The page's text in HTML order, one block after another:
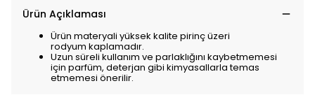
Ürün Açıklaması
Ürün materyali yüksek kalite pirinç üzeri
rodyum kaplamadır.
Uzun süreli kullanım ve parlaklığını kaybetmemesi
için parfüm, deterjan gibi kimyasallarla temas
etmemesi önerilir.